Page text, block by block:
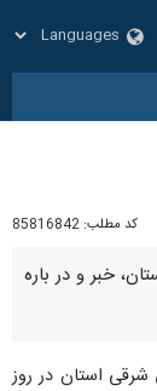
کد مطلب: 85816842
خبر و در باره
شرقی استان در روز